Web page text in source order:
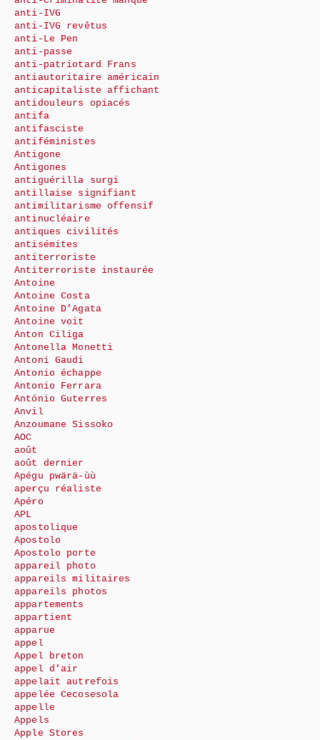
anti-IVG
anti-IVG revêtus
anti-Le Pen
anti-passe
anti-patriotard Frans
antiautoritaire américain
anticapitaliste affichant
antidouleurs opiacés
antifa
antifasciste
antiféministes
Antigone
Antigones
antiguérilla surgi
antillaise signifiant
antimilitarisme offensif
antinucléaire
antiques civilités
antisémites
antiterroriste
Antiterroriste instaurée
Antoine
Antoine Costa
Antoine D’Agata
Antoine voit
Anton Ciliga
Antonella Monetti
Antoni Gaudi
Antonio échappe
Antonio Ferrara
António Guterres
Anvil
Anzoumane Sissoko
AOC
août
août dernier
Apégu pwärä-ùù
aperçu réaliste
Apéro
APL
apostolique
Apostolo
Apostolo porte
appareil photo
appareils militaires
appareils photos
appartements
appartient
apparue
appel
Appel breton
appel d’air
appelait autrefois
appelée Cecosesola
appelle
Appels
Apple Stores